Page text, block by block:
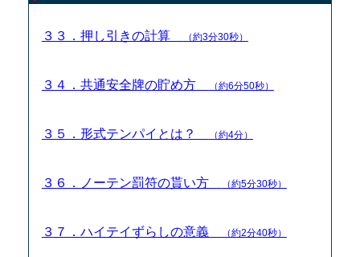
３３．押し引きの計算 （約3分30秒）
３４．共通安全牌の貯め方 （約6分50秒）
３５．形式テンパイとは？ （約4分）
３６．ノーテン罰符の貰い方 （約5分30秒）
３７．ハイテイずらしの意義 （約2分40秒）